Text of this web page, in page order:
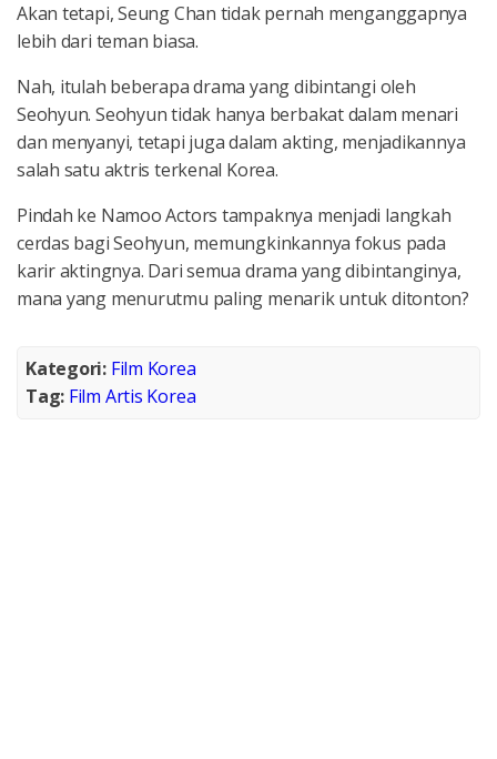
Akan tetapi, Seung Chan tidak pernah menganggapnya
lebih dari teman biasa.
Nah, itulah beberapa drama yang dibintangi oleh
Seohyun. Seohyun tidak hanya berbakat dalam menari
dan menyanyi, tetapi juga dalam akting, menjadikannya
salah satu aktris terkenal Korea.
Pindah ke Namoo Actors tampaknya menjadi langkah
cerdas bagi Seohyun, memungkinkannya fokus pada
karir aktingnya. Dari semua drama yang dibintanginya,
mana yang menurutmu paling menarik untuk ditonton?
Kategori: Film Korea
Tag: Film Artis Korea